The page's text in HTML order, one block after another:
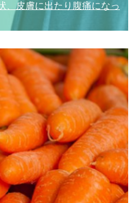
、皮膚に出たり腹痛になっ